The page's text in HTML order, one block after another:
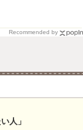
Recommended by
人」